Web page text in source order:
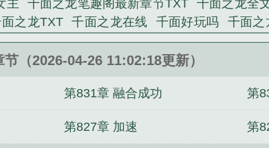
主 千面之龙笔趣阁最新章节TXT 千面之龙全
之龙TXT 千面之龙在线 千面好玩吗 千面之
千面之王 千面之龙 笔趣阁 千面之龙无弹窗
攻略 千面之龙最新 千面之龙TXT免费
千面之龙百度百科 千面之龙奇书网
千面之龙无删减版在线阅读 千面之龙txt
节（2026-04-26 11:02:18更新）
第831章 融合成功 第
第827章 加速 第